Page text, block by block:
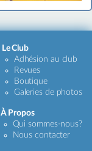
Le Club
Adhésion au club
Revues
Boutique
Galeries de photos
À Propos
Qui sommes-nous?
Nous contacter